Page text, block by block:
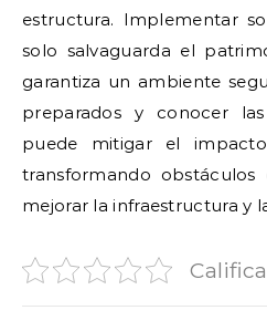
estructura. Implementar
solo salvaguarda el
garantiza un ambiente
preparados y conocer
puede mitigar el
transformando
mejorar la infraestructura y